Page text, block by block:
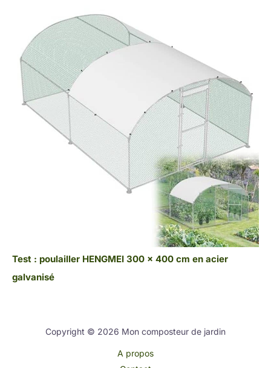
Test : poulailler HENGMEI 300 x 400 cm en acier
galvanisé
Copyright © 2026 Mon composteur de jardin
A propos